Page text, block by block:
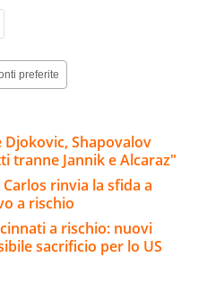
preferite
Djokovic, Shapovalov
tranne Jannik e Alcaraz"
rinvia la sfida a
a rischio
a rischio: nuovi
sacrificio per lo US